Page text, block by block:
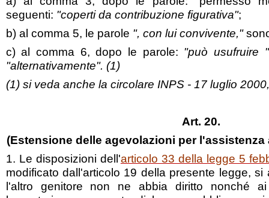
seguenti: "coperti da contribuzione figurativa";
b) al comma 5, le parole ", con lui convivente,"
c) al comma 6, dopo le parole: "può usufruire "
"alternativamente". (1)
(1) si veda anche la circolare INPS - 17 luglio
Art. 20.
(Estensione delle agevolazioni per
1. Le disposizioni dell'articolo 33 della legge 5
modificato dall'articolo 19 della presente legge,
l'altro genitore non ne abbia diritto nonché